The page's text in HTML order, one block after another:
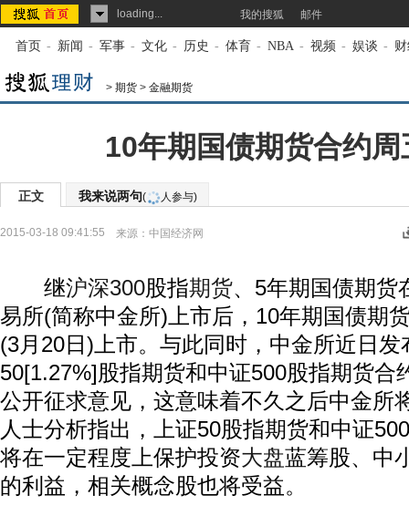
loading... 我的搜狐 邮件
首页 - 新闻 - 军事 - 文化 - 历史 - 体育 - NBA - 视频 - 娱谈 -
> 期货 > 金融期货
10年期国债期货合约周
正文 我来说两句( 人参与)
2015-03-18 09:41:55 来源： 中国经济网
继沪深300股指期货、5年期国债期货
易所(简称中金所)上市后，10年期国债期
(3月20日)上市。与此同时，中金所近日发
50[1.27%]股指期货和中证500股指期货合
公开征求意见，这意味着不久之后中金所
人士分析指出，上证50股指期货和中证
将在一定程度上保护投资大盘蓝筹股、中
的利益，相关概念股也将受益。